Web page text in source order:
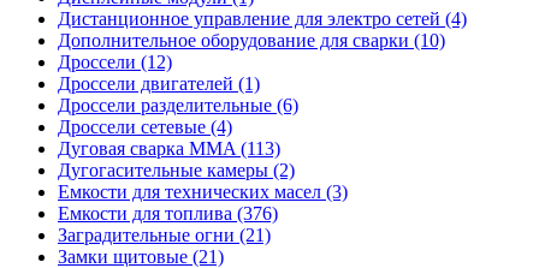
Дистанционное управление для электро сетей (4)
Дополнительное оборудование для сварки (10)
Дроссели (12)
Дроссели двигателей (1)
Дроссели разделительные (6)
Дроссели сетевые (4)
Дуговая сварка MMA (113)
Дугогасительные камеры (2)
Емкости для технических масел (3)
Емкости для топлива (376)
Заградительные огни (21)
Замки щитовые (21)